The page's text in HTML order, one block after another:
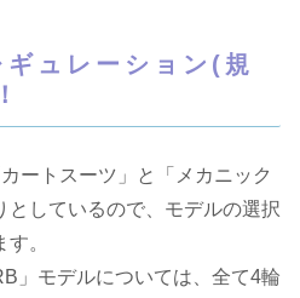
ュレーション(規
ートスーツ」と「メカニック
としているので、モデルの選択
。
」モデルについては、全て4輪